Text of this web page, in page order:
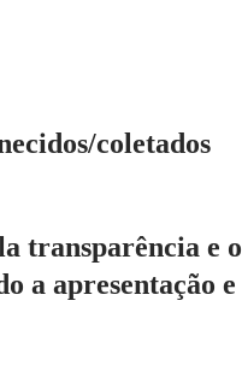
coletados
transparência e o
a apresentação e